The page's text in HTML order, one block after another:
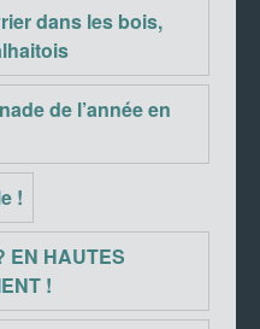
dans les bois,
de l’année en
!
EN HAUTES
!